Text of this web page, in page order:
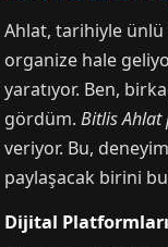
Ahlat, tarihiyle ünlü
organize hale
yaratıyor. Ben,
gördüm. Bitlis Ahlat
veriyor. Bu,
paylaşacak birini
Dijital